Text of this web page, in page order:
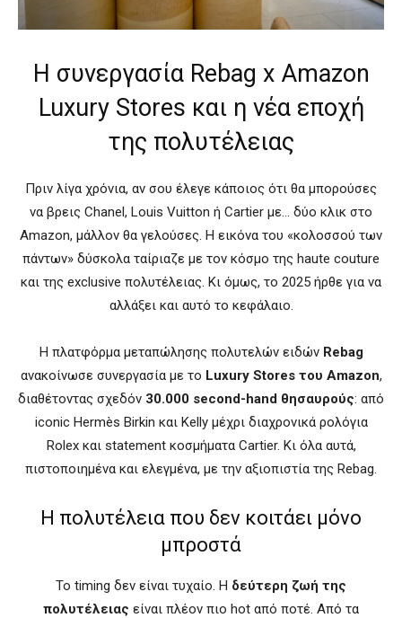
Η συνεργασία Rebag x Amazon
Luxury Stores και η νέα εποχή
της πολυτέλειας
Πριν λίγα χρόνια, αν σου έλεγε κάποιος ότι θα μπορούσες
να βρεις Chanel, Louis Vuitton ή Cartier με… δύο κλικ στο
Amazon, μάλλον θα γελούσες. Η εικόνα του «κολοσσού των
πάντων» δύσκολα ταίριαζε με τον κόσμο της haute couture
και της exclusive πολυτέλειας. Κι όμως, το 2025 ήρθε για να
αλλάξει και αυτό το κεφάλαιο.
Η πλατφόρμα μεταπώλησης πολυτελών ειδών Rebag
ανακοίνωσε συνεργασία με το Luxury Stores του Amazon,
διαθέτοντας σχεδόν 30.000 second-hand θησαυρούς: από
iconic Hermès Birkin και Kelly μέχρι διαχρονικά ρολόγια
Rolex και statement κοσμήματα Cartier. Κι όλα αυτά,
πιστοποιημένα και ελεγμένα, με την αξιοπιστία της Rebag.
Η πολυτέλεια που δεν κοιτάει μόνο
μπροστά
Το timing δεν είναι τυχαίο. Η δεύτερη ζωή της
πολυτέλειας είναι πλέον πιο hot από ποτέ. Από τα